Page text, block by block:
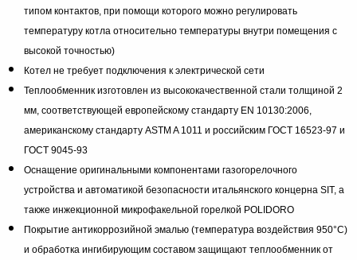
типом контактов, при помощи которого можно регулировать
температуру котла относительно температуры внутри помещения с
высокой точностью)
Котел не требует подключения к электрической сети
Теплообменник изготовлен из высококачественной стали толщиной 2
мм, соответствующей европейскому стандарту EN 10130:2006,
американскому стандарту ASTM A 1011 и российским ГОСТ 16523-97 и
ГОСТ 9045-93
Оснащение оригинальными компонентами газогорелочного
устройства и автоматикой безопасности итальянского концерна SIT, а
также инжекционной микрофакельной горелкой POLIDORO
Покрытие антикоррозийной эмалью (температура воздействия 950°С)
и обработка ингибирующим составом защищают теплообменник от